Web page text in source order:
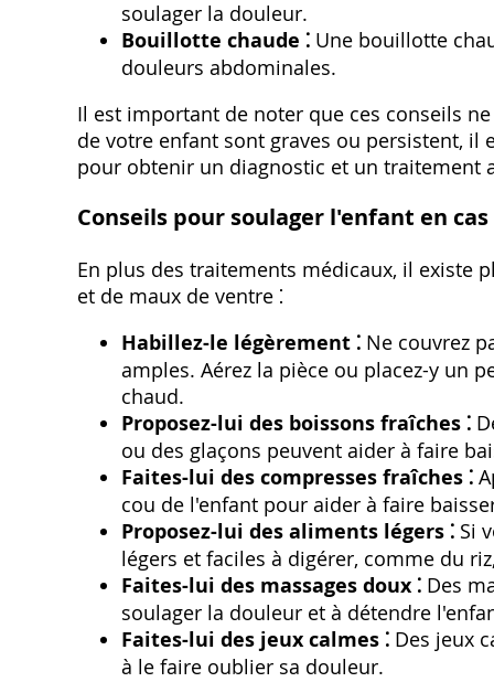
soulager la douleur.
Bouillotte chaude ⁚ Une bouillotte
douleurs abdominales.
Il est important de noter que ces conseils
de votre enfant sont graves ou persistent‚
pour obtenir un diagnostic et un traitement
Conseils pour soulager l'enfant en
En plus des traitements médicaux‚ il existe
et de maux de ventre ⁚
Habillez-le légèrement ⁚ Ne couvrez
amples. Aérez la pièce ou placez-y un
chaud.
Proposez-lui des boissons fraîches ⁚
ou des glaçons peuvent aider à faire
Faites-lui des compresses fraîches ⁚
cou de l'enfant pour aider à faire
Proposez-lui des aliments légers ⁚ Si
légers et faciles à digérer‚ comme du
Faites-lui des massages doux ⁚ Des
soulager la douleur et à détendre
Faites-lui des jeux calmes ⁚ Des jeux
à le faire oublier sa douleur.